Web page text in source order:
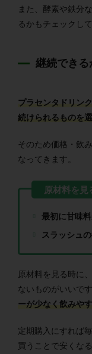
また、酵素や鉄分
るかもチェックし
継続できる
プラセンタドリン
続けられるものを
そのため価格・飲
なってきます。
最初に甘味
スラッシュ
原材料を見る時に
ないものがいいです
ーが少なく飲みや
定期購入にすれば
買うことで安くな